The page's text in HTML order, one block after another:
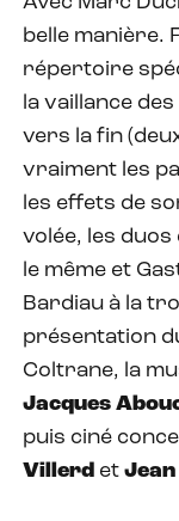
belle manière.
répertoire
la vaillance
vers la fin
vraiment les
les effets de
volée, les
le même et
Bardiau à la
présentation
Coltrane, la
Jacques
puis ciné
Villerd et